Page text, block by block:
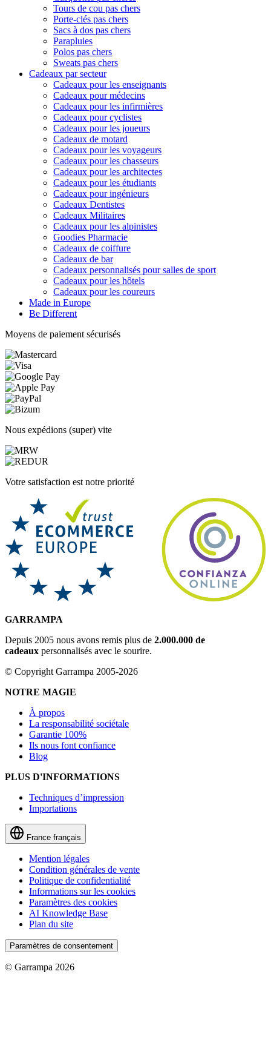
Tours de cou pas chers
Porte-clés pas chers
Sacs à dos pas chers
Parapluies
Polos pas chers
Sweats pas chers
Cadeaux par secteur
Cadeaux pour les enseignants
Cadeaux pour médecins
Cadeaux pour les infirmières
Cadeaux pour cyclistes
Cadeaux pour les joueurs
Cadeaux de motard
Cadeaux pour les voyageurs
Cadeaux pour les chasseurs
Cadeaux pour les architectes
Cadeaux pour les étudiants
Cadeaux pour ingénieurs
Cadeaux Dentistes
Cadeaux Militaires
Cadeaux pour les alpinistes
Goodies Pharmacie
Cadeaux de coiffure
Cadeaux de bar
Cadeaux personnalisés pour salles de sport
Cadeaux pour les hôtels
Cadeaux pour les coureurs
Made in Europe
Be Different
Moyens de paiement sécurisés
Nous expédions (super) vite
Votre satisfaction est notre priorité
GARRAMPA
Depuis 2005 nous avons remis plus de 2.000.000 de
cadeaux personnalisés avec le sourire.
© Copyright Garrampa 2005-2026
NOTRE MAGIE
À propos
La responsabilité sociétale
Garantie 100%
Ils nous font confiance
Blog
PLUS D'INFORMATIONS
Techniques d’impression
Importations
France français
Mention légales
Condition générales de vente
Politique de confidentialité
Informations sur les cookies
Paramètres des cookies
AI Knowledge Base
Plan du site
Paramètres de consentement
© Garrampa 2026